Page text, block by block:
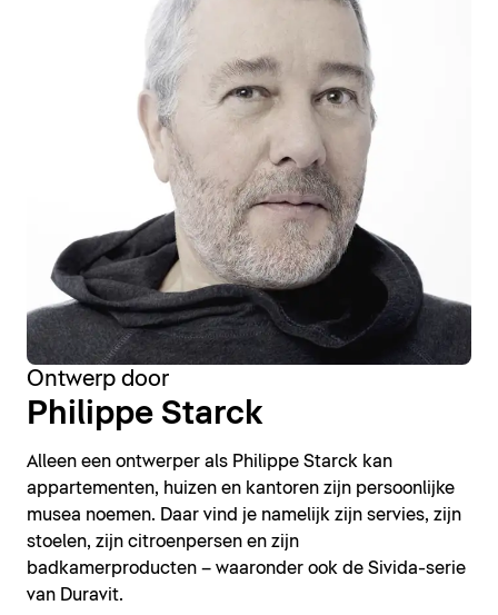
Ontwerp door
Philippe Starck
Alleen een ontwerper als Philippe Starck kan
appartementen, huizen en kantoren zijn persoonlijke
musea noemen. Daar vind je namelijk zijn servies, zijn
stoelen, zijn citroenpersen en zijn
badkamerproducten – waaronder ook de Sivida-serie
van Duravit.